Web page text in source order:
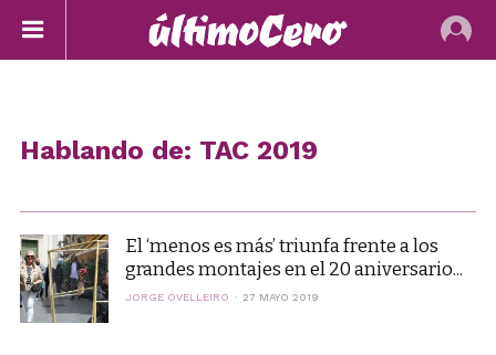
Hablando de: TAC 2019
El ‘menos es más’ triunfa frente a los
grandes montajes en el 20 aniversario...
JORGE OVELLEIRO 27 MAYO 2019